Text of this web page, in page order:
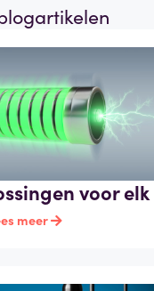
voor elk
meer